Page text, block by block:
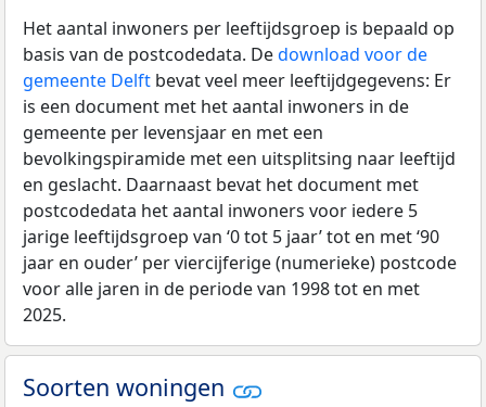
Het aantal inwoners per leeftijdsgroep is bepaald op
basis van de postcodedata. Dedownload voor de
gemeente Delft bevat veel meer leeftijdgegevens: Er
is een document met het aantal inwoners in de
gemeente per levensjaar en met een
bevolkingspiramide met een uitsplitsing naar leeftijd
en geslacht. Daarnaast bevat het document met
postcodedata het aantal inwoners voor iedere 5
jarige leeftijdsgroep van ‘0 tot 5 jaar’ tot en met ‘90
jaar en ouder’ per viercijferige (numerieke) postcode
voor alle jaren in de periode van 1998 tot en met
2025.
Soorten woningen